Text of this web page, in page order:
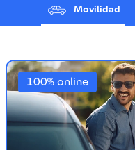
Movilidad